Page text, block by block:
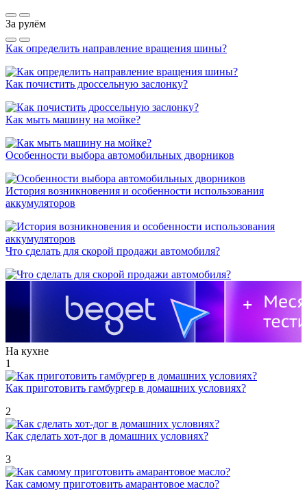
За рулём
Как определить направление вращения шины?
Как почистить дроссельную заслонку?
Как мыть машину на мойке?
Особенности выбора автомобильных дворников
История возникновения и особенности использования
аккумуляторов
Что сделать для скорой продажи автомобиля?
На кухне
1
Как приготовить гамбургер в домашних условиях?
2
Как сделать хот-дог в домашних условиях?
3
Как самому приготовить амарантовое масло?